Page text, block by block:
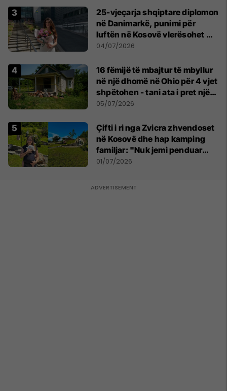
25-vjeçarja shqiptare diplomon
në Danimarkë, punimi për
luftën në Kosovë vlerësohet me
notën më të lartë
04/07/2026
16 fëmijë të mbajtur të mbyllur
në një dhomë në Ohio për 4 vjet
shpëtohen - tani ata i pret një
sfidë e madhe
05/07/2026
Çifti i ri nga Zvicra zhvendoset
në Kosovë dhe hap kamping
familjar: "Nuk jemi penduar
asnjë ditë"
01/07/2026